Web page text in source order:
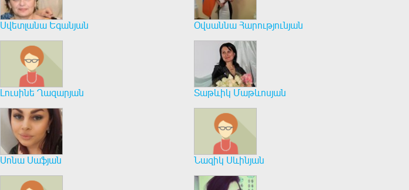
Սվետլանա Եգանյան Օվսաննա Հարությունյան
Լուսինե Ղազարյան Տաթևիկ Մաթևոսյան
Սոնա Սաֆյան Նազիկ Սևինյան